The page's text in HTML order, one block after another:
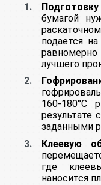
бумагой
подается
лучшего
160-180°С
результате
заданными
Клеевую
где
наносится